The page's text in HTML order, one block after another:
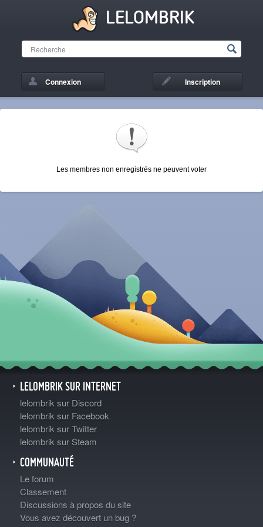
LELOMBRIK
Connexion Inscription
Les membres non enregistrés ne peuvent voter
LELOMBRIK SUR INTERNET
lelombrik sur Discord
lelombrik sur Facebook
lelombrik sur Twitter
lelombrik sur Steam
COMMUNAUTÉ
Le forum
Classement
Discussions à propos du site
Vous avez découvert un bug ?